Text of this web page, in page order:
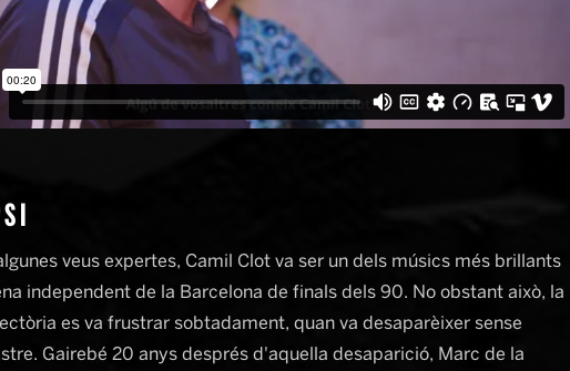
veus expertes, Camil Clot va ser un dels músics més brillants
independent de la Barcelona de finals dels 90. No obstant això, la
es va frustrar sobtadament, quan va desaparèixer sense
Gairebé 20 anys després d'aquella desaparició, Marc de la